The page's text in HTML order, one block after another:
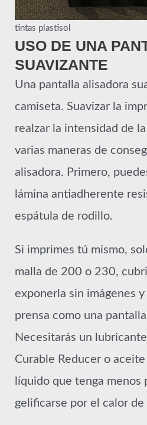
tintas plastisol
USO DE UNA
SUAVIZANTE
Una pantalla alisadora
camiseta. Suavizar la
realzar la intensidad de
varias maneras de
alisadora. Primero,
lámina antiadherente
espátula de rodillo.
Si imprimes tú mismo,
malla de 200 o 230,
exponerla sin imágenes
prensa como una
Necesitarás un
Curable Reducer o
líquido que tenga menos
gelificarse por el calor de